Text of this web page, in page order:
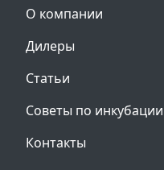
О компании
Дилеры
Статьи
Советы по инкубации
Контакты